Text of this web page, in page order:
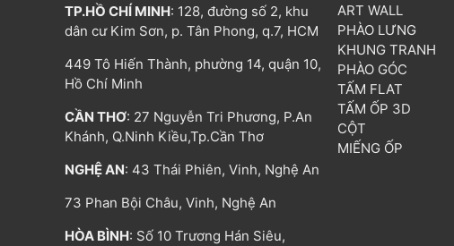
TP.HỒ CHÍ MINH: 128, đường số 2, khu
dân cư Kim Sơn, p. Tân Phong, q.7, HCM
449 Tô Hiến Thành, phường 14, quận 10,
Hồ Chí Minh
CẦN THƠ: 27 Nguyễn Tri Phương, P.An
Khánh, Q.Ninh Kiều,Tp.Cần Thơ
NGHỆ AN: 43 Thái Phiên, Vinh, Nghệ An
73 Phan Bội Châu, Vinh, Nghệ An
HÒA BÌNH: Số 10 Trương Hán Siêu,
ART WALL
PHÀO LƯNG
KHUNG TRANH
PHÀO GÓC
TẤM FLAT
TẤM ỐP 3D
CỘT
MIẾNG ỐP